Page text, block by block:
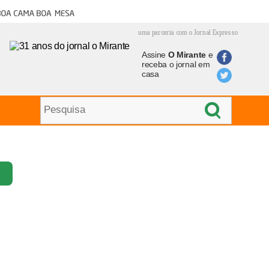
cama boa mesa
uma parceria com o Jornal Expresso
Assine O Mirantee
receba o jornal em
casa